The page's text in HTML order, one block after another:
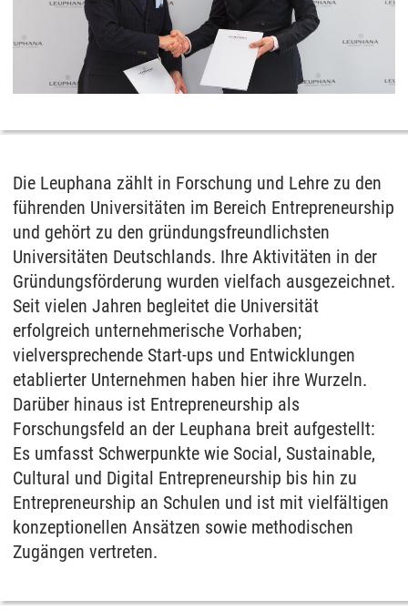
Die Leuphana zählt in Forschung und Lehre zu den
führenden Universitäten im Bereich Entrepreneurship
und gehört zu den gründungsfreundlichsten
Universitäten Deutschlands. Ihre Aktivitäten in der
Gründungsförderung wurden vielfach ausgezeichnet.
Seit vielen Jahren begleitet die Universität
erfolgreich unternehmerische Vorhaben;
vielversprechende Start-ups und Entwicklungen
etablierter Unternehmen haben hier ihre Wurzeln.
Darüber hinaus ist Entrepreneurship als
Forschungsfeld an der Leuphana breit aufgestellt:
Es umfasst Schwerpunkte wie Social, Sustainable,
Cultural und Digital Entrepreneurship bis hin zu
Entrepreneurship an Schulen und ist mit vielfältigen
konzeptionellen Ansätzen sowie methodischen
Zugängen vertreten.